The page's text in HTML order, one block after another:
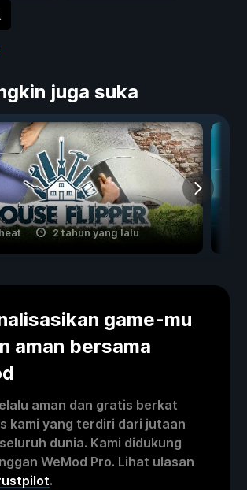
juga suka
2 tahun yang lalu
game-mu
aman bersama
aman dan gratis berkat
kami yang terdiri dari jutaan
dunia. Kami didukung
WeMod Pro. Lihat ulasan
.